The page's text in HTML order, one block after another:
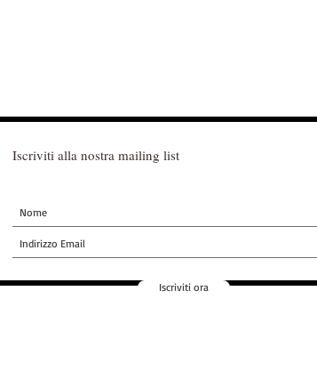
Iscriviti alla nostra mailing list
Iscriviti ora